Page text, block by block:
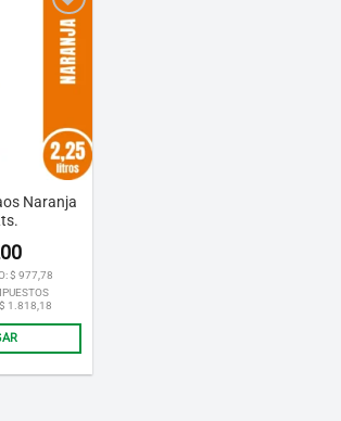
Naranja
$ 977,78
$ 1.818,18